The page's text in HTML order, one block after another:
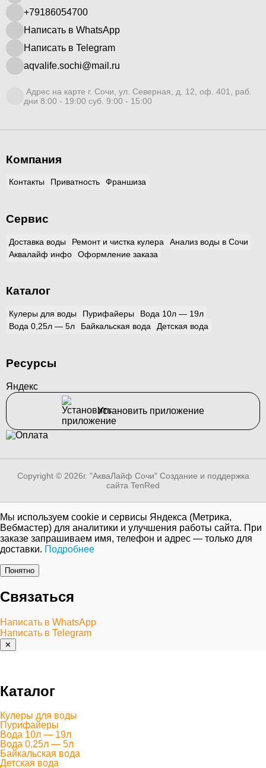
+79186054700
Написать в WhatsApp
Написать в Telegram
aqvalife.sochi@mail.ru
Адрес на карте г. Сочи, ул. Северная, д. 12, оф. 401, раб.
дни 8:00 - 19:00 суб. 9:00 - 15:00
Компания
Контакты Приватность Франшиза
Сервис
Доставка воды Ремонт и чистка кулера
Анализ воды в Сочи
Аквалайф инфо
Оформление заказа
Каталог
Кулеры для воды Пурифайеры
Вода 10л — 19л
Вода 0,25л — 5л
Байкальская вода Детская вода
Ресурсы
Яндекс
Установить приложение
Copyright © 2026г. "АкваЛайф Сочи" Создание и поддержка
сайта TenRed
Мы используем cookie и сервисы Яндекса (Метрика,
Вебмастер) для аналитики и улучшения работы сайта. При
заказе запрашиваем имя, телефон и адрес — только для
доставки. Подробнее
Понятно
Связаться
Написать в WhatsApp
Написать в Telegram
✕
Каталог
Кулеры для воды
Пурифайеры
Вода 10л — 19л
Вода 0,25л — 5л
Байкальская вода
Детская вода